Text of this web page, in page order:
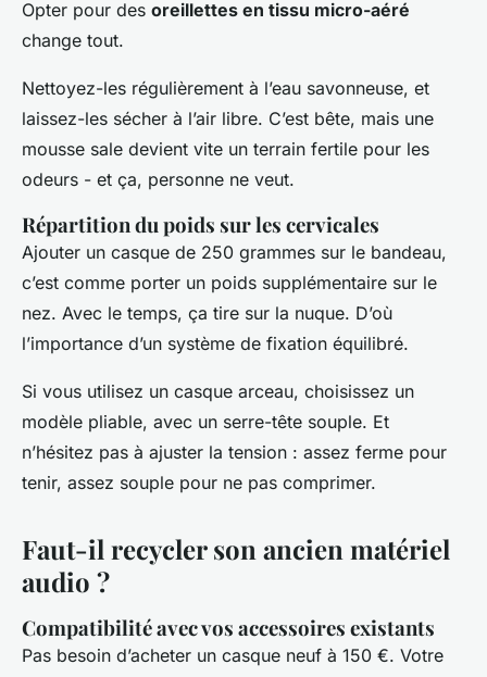
Opter pour des oreillettes en tissu micro-aéré
change tout.
Nettoyez-les régulièrement à l’eau savonneuse, et
laissez-les sécher à l’air libre. C’est bête, mais une
mousse sale devient vite un terrain fertile pour les
odeurs - et ça, personne ne veut.
Répartition du poids sur les cervicales
Ajouter un casque de 250 grammes sur le bandeau,
c’est comme porter un poids supplémentaire sur le
nez. Avec le temps, ça tire sur la nuque. D’où
l’importance d’un système de fixation équilibré.
Si vous utilisez un casque arceau, choisissez un
modèle pliable, avec un serre-tête souple. Et
n’hésitez pas à ajuster la tension : assez ferme pour
tenir, assez souple pour ne pas comprimer.
Faut-il recycler son ancien matériel
audio ?
Compatibilité avec vos accessoires existants
Pas besoin d’acheter un casque neuf à 150 €. Votre